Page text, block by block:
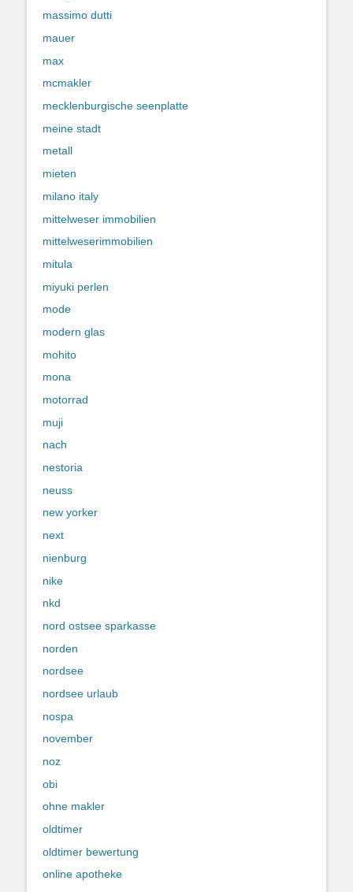
massimo dutti
mauer
max
mcmakler
mecklenburgische seenplatte
meine stadt
metall
mieten
milano italy
mittelweser immobilien
mittelweserimmobilien
mitula
miyuki perlen
mode
modern glas
mohito
mona
motorrad
muji
nach
nestoria
neuss
new yorker
next
nienburg
nike
nkd
nord ostsee sparkasse
norden
nordsee
nordsee urlaub
nospa
november
noz
obi
ohne makler
oldtimer
oldtimer bewertung
online apotheke